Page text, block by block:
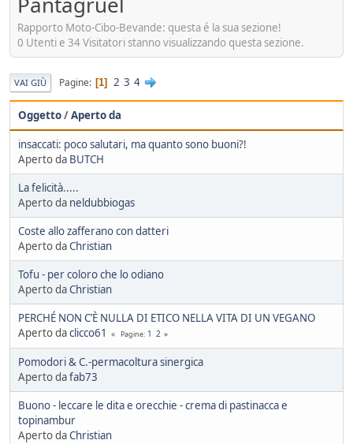
Rapporto Moto-Cibo-Bevande: questa é la sua sezione!
0 Utenti e 34 Visitatori stanno visualizzando questa sezione.
VAI GIÙ Pagine 1 2 3 4
Oggetto/Aperto da
insaccati: poco salutari, ma quanto sono buoni?!
Aperto da BUTCH
La felicità.....
Aperto da neldubbiogas
Coste allo zafferano con datteri
Aperto daChristian
Tofu - per coloro che lo odiano
Aperto daChristian
PERCHÉ NON C’È NULLA DI ETICO NELLA VITA DI UN VEGANO
Aperto daclicco61 Pagine 1 2
Pomodori & C.-permacoltura sinergica
Aperto dafab73
Buono - leccare le dita e orecchie - crema di pastinacca e
topinambur
Aperto daChristian